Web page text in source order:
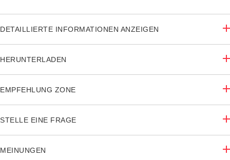
DETAILLIERTE INFORMATIONEN ANZEIGEN
HERUNTERLADEN
EMPFEHLUNG ZONE
STELLE EINE FRAGE
MEINUNGEN